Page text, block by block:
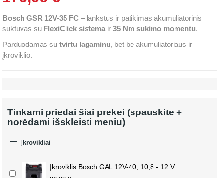
Bosch GSR 12V-35 FC – lankstus ir patikimas akumuliatorinis
suktuvas su FlexiClick sistema ir 35 Nm sukimo momentu.
Parduodamas su tvirtu lagaminu, bet be akumuliatoriaus ir
įkroviklio.
Tinkami priedai šiai prekei (spauskite +
norėdami išskleisti meniu)
 Įkrovikliai
Įkroviklis Bosch GAL 12V-40, 10,8 - 12 V